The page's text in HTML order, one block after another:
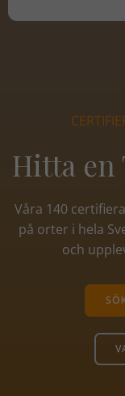
Hitta en
Våra 140
på orter i hela
och